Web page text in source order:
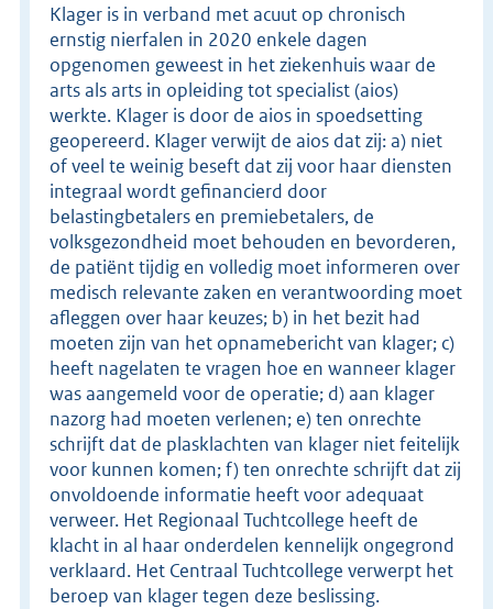
Klager is in verband met acuut op chronisch
ernstig nierfalen in 2020 enkele dagen
opgenomen geweest in het ziekenhuis waar de
arts als arts in opleiding tot specialist (aios)
werkte. Klager is door de aios in spoedsetting
geopereerd. Klager verwijt de aios dat zij: a) niet
of veel te weinig beseft dat zij voor haar diensten
integraal wordt gefinancierd door
belastingbetalers en premiebetalers, de
volksgezondheid moet behouden en bevorderen,
de patiënt tijdig en volledig moet informeren over
medisch relevante zaken en verantwoording moet
afleggen over haar keuzes; b) in het bezit had
moeten zijn van het opnamebericht van klager; c)
heeft nagelaten te vragen hoe en wanneer klager
was aangemeld voor de operatie; d) aan klager
nazorg had moeten verlenen; e) ten onrechte
schrijft dat de plasklachten van klager niet feitelijk
voor kunnen komen; f) ten onrechte schrijft dat zij
onvoldoende informatie heeft voor adequaat
verweer. Het Regionaal Tuchtcollege heeft de
klacht in al haar onderdelen kennelijk ongegrond
verklaard. Het Centraal Tuchtcollege verwerpt het
beroep van klager tegen deze beslissing.